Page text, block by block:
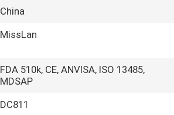
China
MissLan
FDA 510k, CE, ANVISA, ISO 13485,
MDSAP
DC811